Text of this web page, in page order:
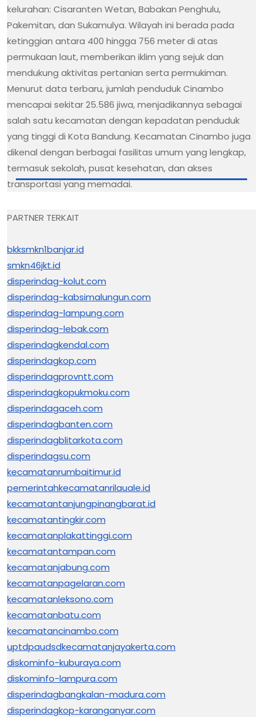
kelurahan: Cisaranten Wetan, Babakan Penghulu,
Pakemitan, dan Sukamulya. Wilayah ini berada pada
ketinggian antara 400 hingga 756 meter di atas
permukaan laut, memberikan iklim yang sejuk dan
mendukung aktivitas pertanian serta permukiman.
Menurut data terbaru, jumlah penduduk Cinambo
mencapai sekitar 25.586 jiwa, menjadikannya sebagai
salah satu kecamatan dengan kepadatan penduduk
yang tinggi di Kota Bandung. Kecamatan Cinambo juga
dikenal dengan berbagai fasilitas umum yang lengkap,
termasuk sekolah, pusat kesehatan, dan akses
transportasi yang memadai.
PARTNER TERKAIT
bkksmkn1banjar.id
smkn46jkt.id
disperindag-kolut.com
disperindag-kabsimalungun.com
disperindag-lampung.com
disperindag-lebak.com
disperindagkendal.com
disperindagkop.com
disperindagprovntt.com
disperindagkopukmoku.com
disperindagaceh.com
disperindagbanten.com
disperindagblitarkota.com
disperindagsu.com
kecamatanrumbaitimur.id
pemerintahkecamatanrilauale.id
kecamatantanjungpinangbarat.id
kecamatantingkir.com
kecamatanplakattinggi.com
kecamatantampan.com
kecamatanjabung.com
kecamatanpagelaran.com
kecamatanleksono.com
kecamatanbatu.com
kecamatancinambo.com
uptdpaudsdkecamatanjayakerta.com
diskominfo-kuburaya.com
diskominfo-lampura.com
disperindagbangkalan-madura.com
disperindagkop-karanganyar.com